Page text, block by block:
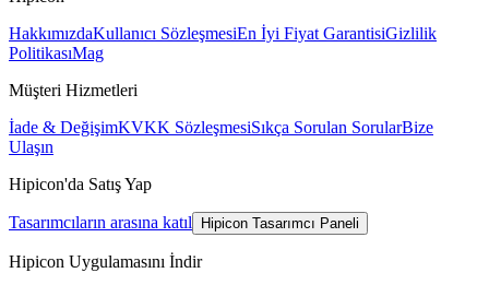
HakkımızdaKullanıcı SözleşmesiEn İyi Fiyat GarantisiGizlilik
PolitikasıMag
Müşteri Hizmetleri
İade & DeğişimKVKK SözleşmesiSıkça Sorulan SorularBize
Ulaşın
Hipicon'da Satış Yap
Tasarımcıların arasına katıl Hipicon Tasarımcı Paneli
Hipicon Uygulamasını İndir